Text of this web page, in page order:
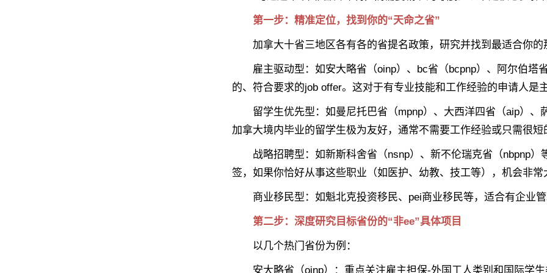
第一步：精准定位，找到你的“天命之省”
加拿大十省三地区各有各的省提名政策，研究并找到最适合你的
雇主驱动型：如安大略省（oinp）、bc省（bcpnp）、阿尔伯塔
的、符合要求的job offer。这对于有专业技能和工作经验的申请人是
留学生优先型：如曼尼托巴省（mpnp）、大西洋四省（aip）、
加拿大境内毕业的留学生极为友好，通常不需要工作经验或只需很短
战略招聘型：如新斯科舍省（nsnp）、新不伦瑞克省（nbpnp）
签，如果你恰好从事这些职业（如医护、幼教、技工等），机会非常
商业移民型：如魁北克投资移民、pei商业移民等，适合有企业管
第二步：深度研究目标省份的“非ee”具体项目
以几个热门省份为例：
安大略省（oinp）：重点关注雇主担保-外国工人类别和国际学生